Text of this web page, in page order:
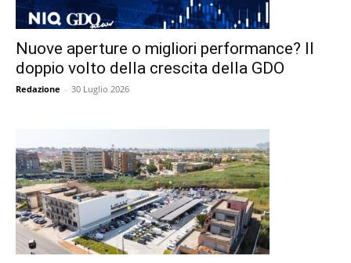
Nuove aperture o migliori performance? Il
doppio volto della crescita della GDO
Redazione - 30 Luglio 2026